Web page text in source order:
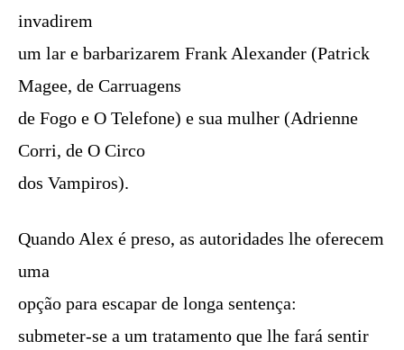
invadirem
um lar e barbarizarem Frank Alexander (Patrick
Magee, de Carruagens
de Fogo e O Telefone) e sua mulher (Adrienne
Corri, de O Circo
dos Vampiros).
Quando Alex é preso, as autoridades lhe oferecem
uma
opção para escapar de longa sentença:
submeter-se a um tratamento que lhe fará sentir